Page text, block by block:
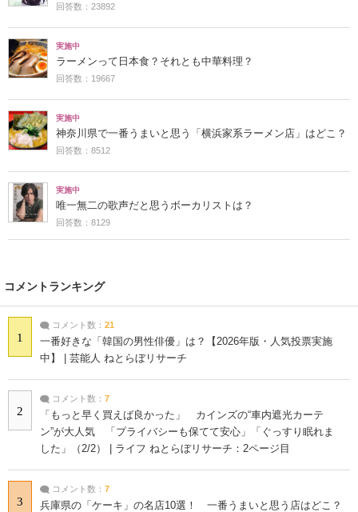
回答数：23892
実施中
ラーメンって日本食？それとも中華料理？
回答数：19667
実施中
神奈川県で一番うまいと思う「横浜家系ラーメン店」はどこ？
回答数：8512
実施中
唯一無二の歌声だと思うボーカリストは？
回答数：8129
コメントランキング
1
コメント数： 21
一番好きな「韓国の男性俳優」は？【2026年版・人気投票実施
中】 | 芸能人 ねとらぼリサーチ
2
コメント数： 7
「もっと早く買えば良かった」 カインズの“車内遮光カーテ
ン”が大人気 「プライバシーも保てて安心」「ぐっすり眠れま
した」（2/2） | ライフ ねとらぼリサーチ：2ページ目
3
コメント数： 7
兵庫県の「ケーキ」の名店10選！ 一番うまいと思う店はどこ？